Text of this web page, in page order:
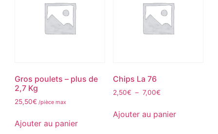
Gros poulets – plus de
2,7 Kg
25,50€ /pièce max
Ajouter au panier
Chips La 76
2,50€ – 7,00€
Ajouter au panier